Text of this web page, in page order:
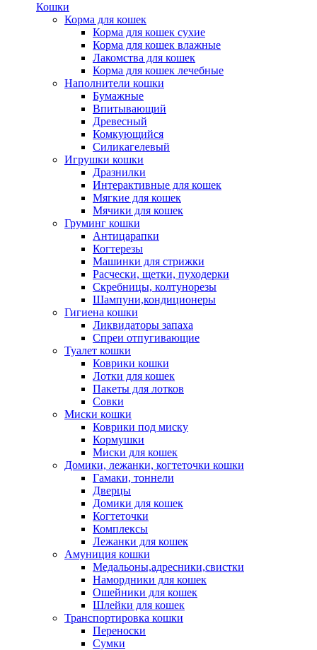
Кошки
Корма для кошек
Корма для кошек сухие
Корма для кошек влажные
Лакомства для кошек
Корма для кошек лечебные
Наполнители кошки
Бумажные
Впитывающий
Древесный
Комкующийся
Силикагелевый
Игрушки кошки
Дразнилки
Интерактивные для кошек
Мягкие для кошек
Мячики для кошек
Груминг кошки
Антицарапки
Когтерезы
Машинки для стрижки
Расчески, щетки, пуходерки
Скребницы, колтунорезы
Шампуни,кондиционеры
Гигиена кошки
Ликвидаторы запаха
Спреи отпугивающие
Туалет кошки
Коврики кошки
Лотки для кошек
Пакеты для лотков
Совки
Миски кошки
Коврики под миску
Кормушки
Миски для кошек
Домики, лежанки, когтеточки кошки
Гамаки, тоннели
Дверцы
Домики для кошек
Когтеточки
Комплексы
Лежанки для кошек
Амуниция кошки
Медальоны,адресники,свистки
Намордники для кошек
Ошейники для кошек
Шлейки для кошек
Транспортировка кошки
Переноски
Сумки